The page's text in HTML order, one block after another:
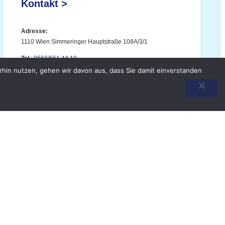
Kontakt >
Adresse:
1110 Wien Simmeringer Hauptstraße 108A/3/1
Tel.:0660/661 44 10
Mobil: 0699/119 85 210
nutzen, gehen wir davon aus, dass Sie damit einverstanden